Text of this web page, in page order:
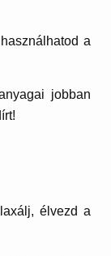
a
jobban
élvezd a